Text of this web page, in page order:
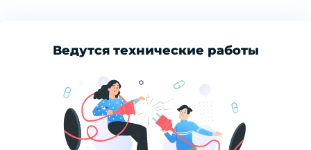
Ведутся технические работы